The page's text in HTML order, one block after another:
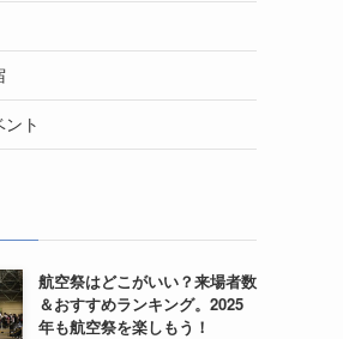
ト
航空祭はどこがいい？来場者数
＆おすすめランキング。2025
年も航空祭を楽しもう！